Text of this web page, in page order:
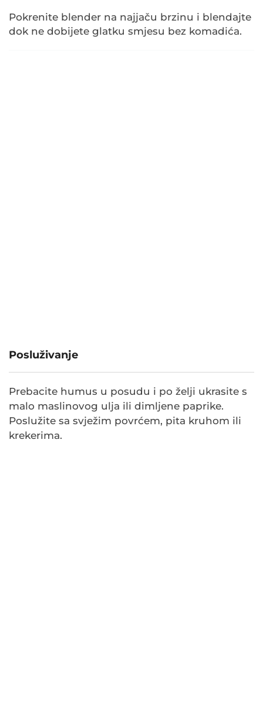
Pokrenite blender na najjaču brzinu i blendajte
dok ne dobijete glatku smjesu bez komadića.
Posluživanje
Prebacite humus u posudu i po želji ukrasite s
malo maslinovog ulja ili dimljene paprike.
Poslužite sa svježim povrćem, pita kruhom ili
krekerima.